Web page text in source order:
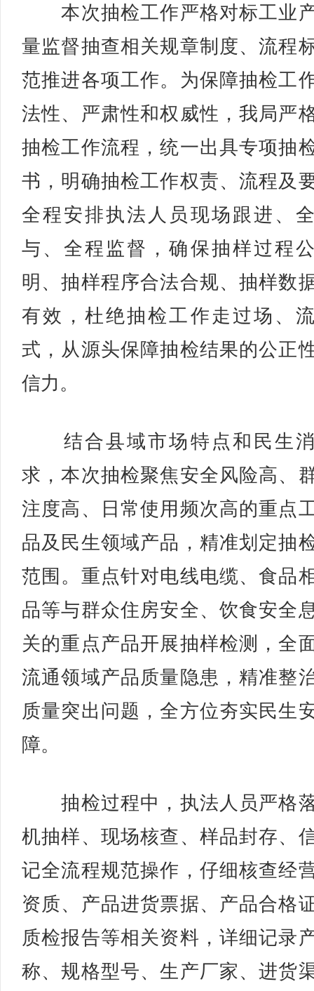
本次抽检工作严格对标工业
量监督抽查相关规章制度、流程
范推进各项工作。为保障抽检工
法性、严肃性和权威性，我局严
抽检工作流程，统一出具专项抽
书，明确抽检工作权责、流程及
全程安排执法人员现场跟进、
与、全程监督，确保抽样过程
明、抽样程序合法合规、抽样数
有效，杜绝抽检工作走过场、
式，从源头保障抽检结果的公正
信力。
结合县域市场特点和民生
求，本次抽检聚焦安全风险高、
注度高、日常使用频次高的重点
品及民生领域产品，精准划定抽
范围。重点针对电线电缆、食品
品等与群众住房安全、饮食安全
关的重点产品开展抽样检测，全
流通领域产品质量隐患，精准整
质量突出问题，全方位夯实民生
障。
抽检过程中，执法人员严格
机抽样、现场核查、样品封存、
记全流程规范操作，仔细核查经
资质、产品进货票据、产品合格
质检报告等相关资料，详细记录
称、规格型号、生产厂家、进货